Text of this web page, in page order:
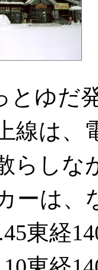
ゆだ
線は、
らしな
ーは、
東経